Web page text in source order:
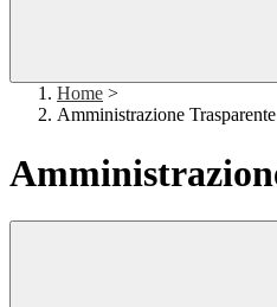
Home >
Amministrazione Trasparente